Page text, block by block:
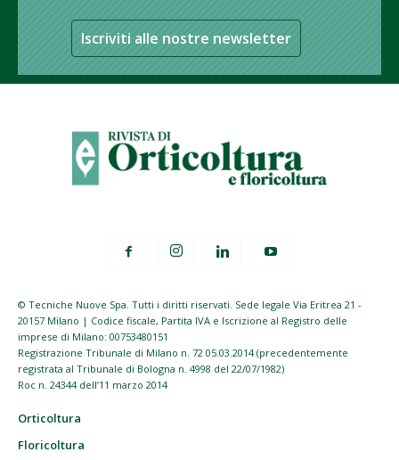
Iscriviti alle nostre newsletter
© Tecniche Nuove Spa. Tutti i diritti riservati. Sede legale Via Eritrea 21 -
20157 Milano | Codice fiscale, Partita IVA e Iscrizione al Registro delle
imprese di Milano: 00753480151
Registrazione Tribunale di Milano n. 72 05.03.2014 (precedentemente
registrata al Tribunale di Bologna n. 4998 del 22/07/1982)
Roc n. 24344 dell’11 marzo 2014
Orticoltura
Floricoltura